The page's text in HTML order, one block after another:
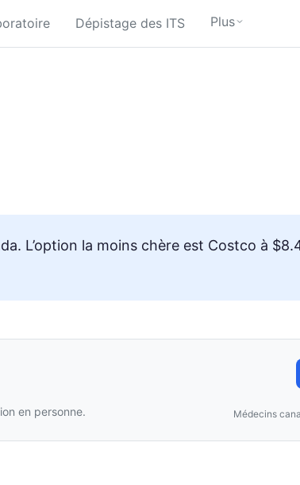
Dépistage des ITS Plus
L’option la moins chère est Costco à
en personne. Médecins